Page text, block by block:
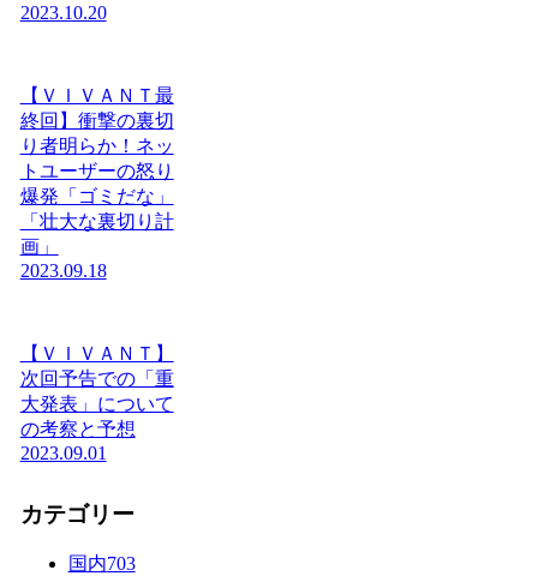
2023.10.20
【ＶＩＶＡＮＴ最
終回】衝撃の裏切
り者明らか！ネッ
トユーザーの怒り
爆発「ゴミだな」
「壮大な裏切り計
画」
2023.09.18
【ＶＩＶＡＮＴ】
次回予告での「重
大発表」について
の考察と予想
2023.09.01
カテゴリー
国内703